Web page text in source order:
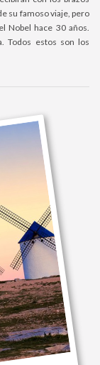
su famoso viaje, pero
Nobel hace 30 años.
Todos estos son los